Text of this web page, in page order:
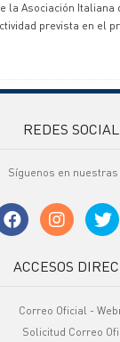
la Asociación
prevista en el
REDES
Síguenos en
ACCESOS
Correo Oficial -
Solicitud Correo